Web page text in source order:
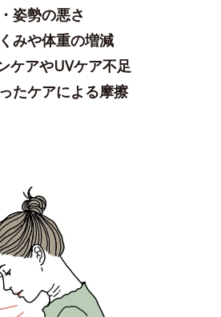
・姿勢の悪さ
みや体重の増減
ケアやUVケア不足
たケアによる摩擦